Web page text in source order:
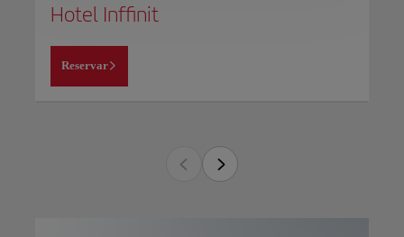
Hotel Inffinit
Reservar